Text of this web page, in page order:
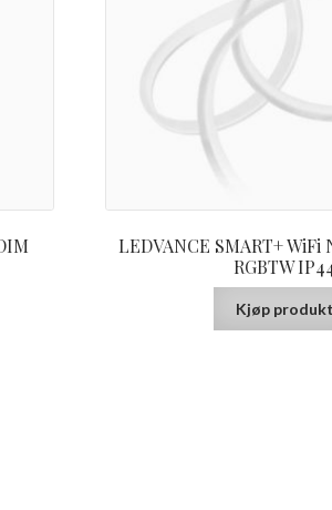
LEDVANCE SMART+ WiFi
RGBTW
Kjøp produkt